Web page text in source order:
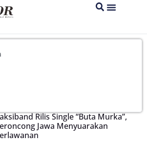
Rilis Single “Buta Murka”,
Jawa Menyuarakan